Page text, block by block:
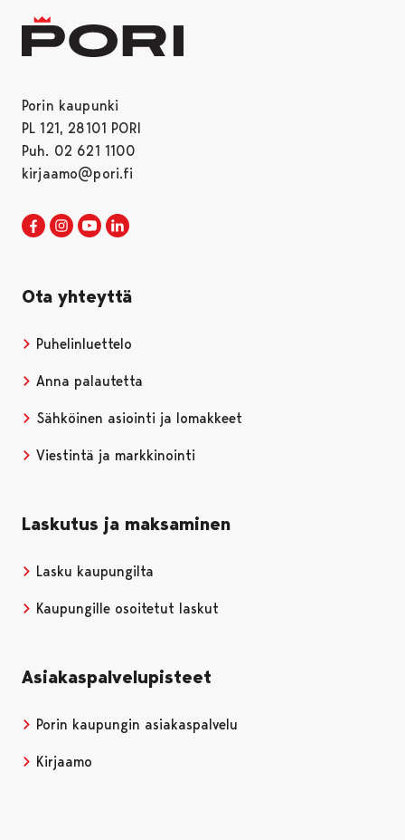
Porin kaupunki
PL 121, 28101 PORI
Puh. 02 621 1100
kirjaamo@pori.fi
Porin kaupunki Facebookissa
Avautuu uudessa välilehdessä
Porin kaupunki Instagramissa
Avautuu uudessa välilehdessä
Porin kaupunki Youtubessa
Avautuu uudessa välilehdessä
Ota yhteyttä
Puhelinluettelo
Anna palautetta
Sähköinen asiointi ja lomakkeet
Viestintä ja markkinointi
Laskutus ja maksaminen
Lasku kaupungilta
Kaupungille osoitetut laskut
Asiakaspalvelupisteet
Porin kaupungin asiakaspalvelu
Kirjaamo